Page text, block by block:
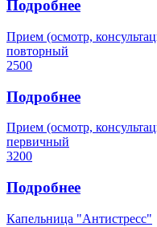
Подробнее
Прием (осмотр,
повторный
2500
Подробнее
Прием (осмотр,
первичный
3200
Подробнее
Капельница "Антистресс"